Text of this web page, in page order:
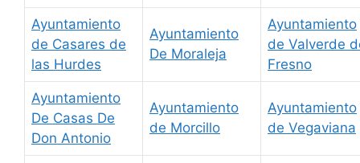
Ayuntamiento
de Casares de
las Hurdes
Ayuntamiento
De Moraleja
Ayuntamiento
de Valverde
Fresno
Ayuntamiento
De Casas De
Don Antonio
Ayuntamiento
de Morcillo
Ayuntamiento
de Vegaviana